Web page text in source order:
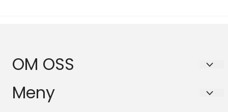
OM OSS
BASSANOVA AS
Schleppegrells gate 30A
Meny